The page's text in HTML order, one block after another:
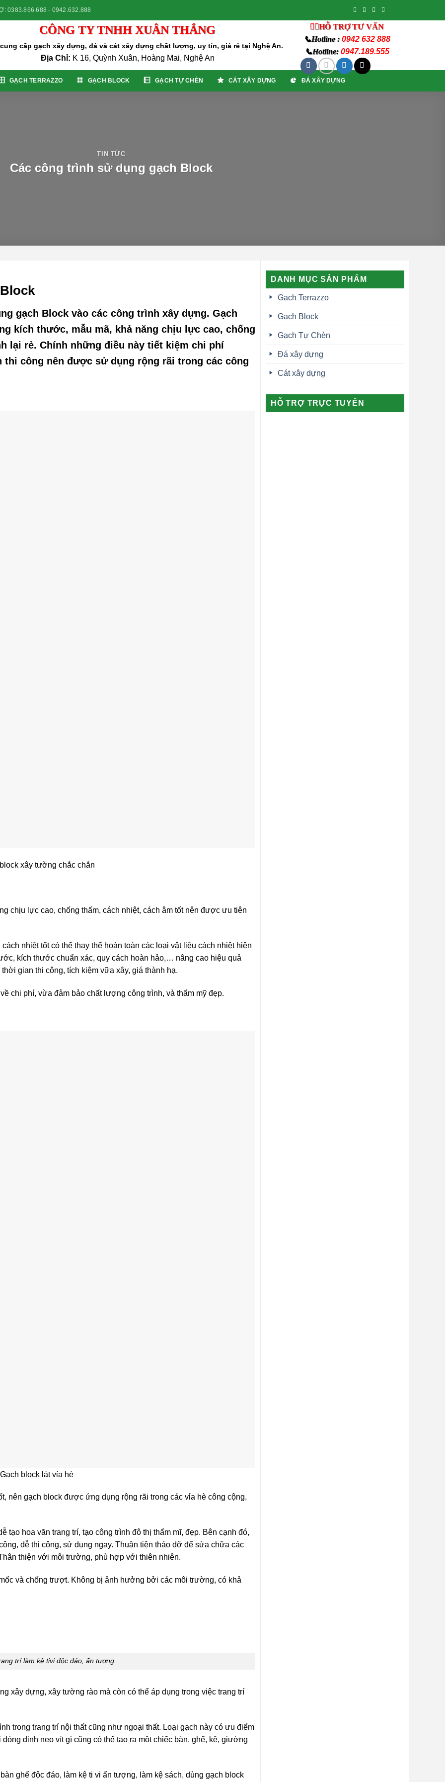
0383.866.688 - 0942.632.888
CÔNG TY TNHH XUÂN THẮNG
cấp gạch xây dựng, đá và cát xây dựng chất lượng, uy tín, giá rẻ tại Nghệ An.
Địa Chỉ: K 16, Quỳnh Xuân, Hoàng Mai, Nghệ An
👨‍⚖️HỖ TRỢ TƯ VẤN
📞Hotline :0942 632 888
📞Hotline:0947.189.555
GẠCH TERRAZZO GẠCH BLOCK GẠCH TỰ CHÈN CÁT XÂY DỰNG ĐÁ XÂY DỰNG
TIN TỨC
Các công trình sử dụng gạch Block
gạch Block vào các công trình xây dựng. Gạch
kích thước, mẫu mã, khả năng chịu lực cao, chống
lại rẻ. Chính những điều này tiết kiệm chi phí
công nên được sử dụng rộng rãi trong các công
xây tường chắc chắn
chịu lực cao, chống thấm, cách nhiệt, cách âm tốt nên được ưu tiên
nhiệt tốt có thể thay thế hoàn toàn các loại vật liệu cách nhiệt hiện
kích thước chuẩn xác, quy cách hoàn hảo,… nâng cao hiệu quả
gian thi công, tích kiệm vữa xây, giá thành hạ.
chi phí, vừa đảm bảo chất lượng công trình, và thẩm mỹ đẹp.
Gạch block lát vỉa hè
nên gạch block được ứng dụng rộng rãi trong các vỉa hè công cộng,
tạo hoa văn trang trí, tạo công trình đô thị thẩm mĩ, đẹp. Bên cạnh đó,
dễ thi công, sử dụng ngay. Thuận tiện tháo dỡ để sửa chữa các
thiện với môi trường, phù hợp với thiên nhiên.
và chống trượt. Không bị ảnh hưởng bởi các môi trường, có khả
trí làm kệ tivi độc đáo, ấn tượng
xây dựng, xây tường rào mà còn có thể áp dụng trong việc trang trí
trong trang trí nội thất cũng như ngoại thất. Loại gạch này có ưu điểm
đinh neo vít gì cũng có thể tạo ra một chiếc bàn, ghế, kệ, giường
ghế độc đáo, làm kệ ti vi ấn tượng, làm kệ sách, dùng gạch block
DANH MỤC SẢN PHẨM
Gạch Terrazzo
Gạch Block
Gạch Tự Chèn
Đá xây dựng
Cát xây dựng
HỖ TRỢ TRỰC TUYẾN